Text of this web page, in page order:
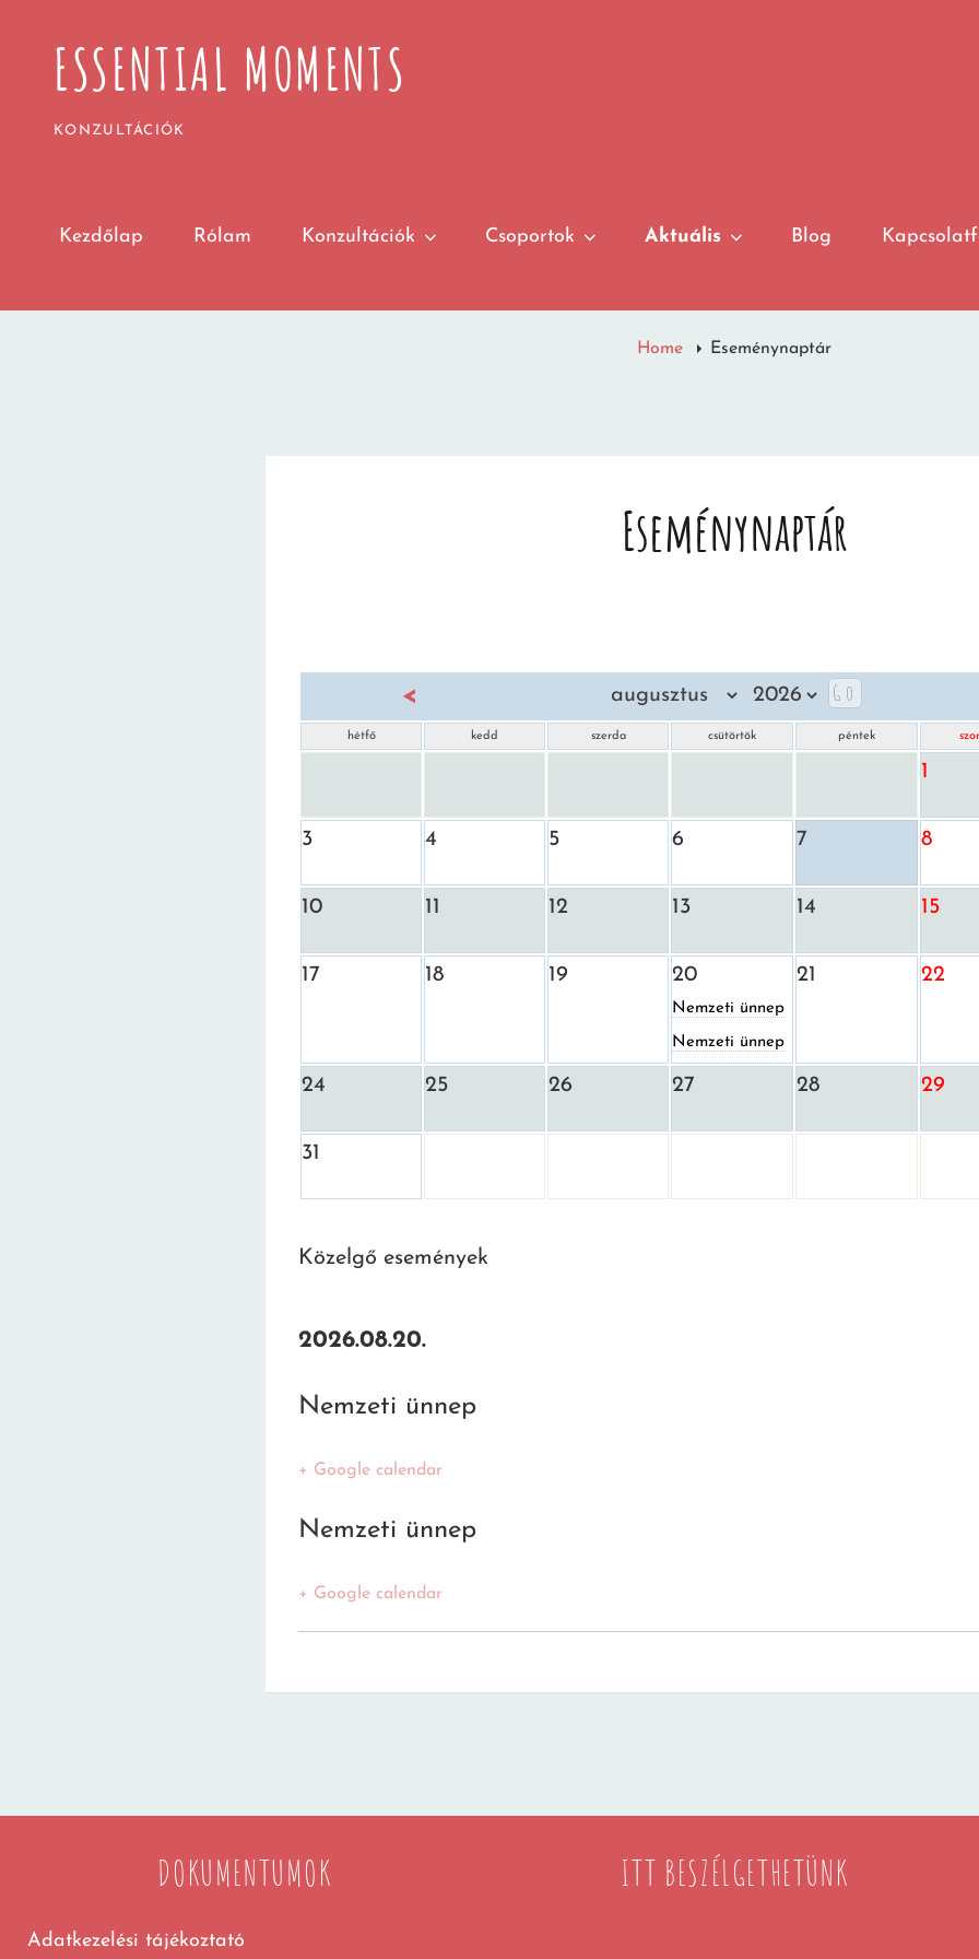
ESSENTIAL MOMENTS
KONZULTÁCIÓK
Kezdőlap Rólam Konzultációk Csoportok Aktuális Blog
Home Eseménynaptár
Eseménynaptár
<
hétfő kedd szerda csütörtök péntek
1
3 4 5 6 7 8
10 11 12 13 14 15
17 18 19 20
Nemzeti ünnep
Nemzeti ünnep
21 22
24 25 26 27 28 29
31
Közelgő események
2026.08.20.
Nemzeti ünnep
+ Google calendar
Nemzeti ünnep
+ Google calendar
DOKUMENTUMOK
Adatkezelési tájékoztató
ITT BESZÉLGETHETÜNK